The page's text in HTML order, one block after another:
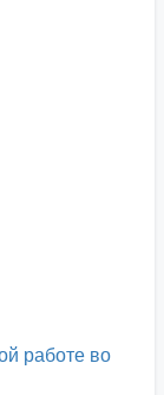
работе во